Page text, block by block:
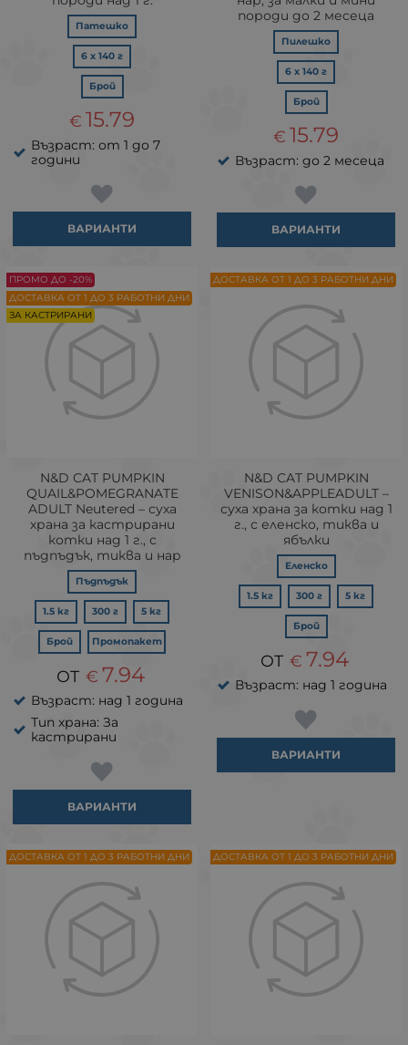
Патешко
6 х 140 г
Брой
15.79
€
Възраст: от 1 до 7
години
ВАРИАНТИ
породи до 2 месеца
Пилешко
6 х 140 г
Брой
15.79
€
Възраст: до 2 месеца
ВАРИАНТИ
N&D CAT PUMPKIN
QUAIL&POMEGRANATE
ADULT Neutered – суха
храна за кастрирани
котки над 1 г., с
пъдпъдък, тиква и нар
Пъдпъдък
1.5 кг 300 г 5 кг
Брой Промопакет
7.94
€
Възраст: над 1 година
Тип храна: За
кастрирани
ВАРИАНТИ
ПРОМО ДО -20%
ДОСТАВКА ОТ 1 ДО 3 РАБОТНИ ДНИ
ЗА КАСТРИРАНИ
N&D CAT PUMPKIN
VENISON&APPLEADULT –
суха храна за котки над 1
г., с еленско, тиква и
ябълки
Еленско
1.5 кг 300 г 5 кг
Брой
7.94
€
Възраст: над 1 година
ВАРИАНТИ
ДОСТАВКА ОТ 1 ДО 3 РАБОТНИ ДНИ
ДОСТАВКА ОТ 1 ДО 3 РАБОТНИ ДНИ ДОСТАВКА ОТ 1 ДО 3 РАБОТНИ ДНИ